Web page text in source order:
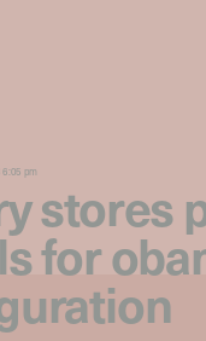
6:05 pm stores
for